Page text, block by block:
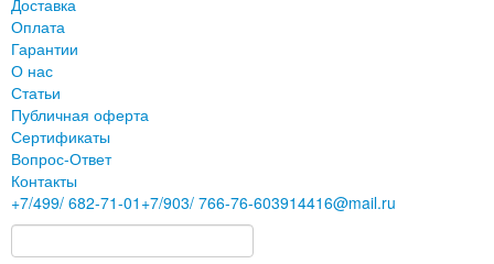
Доставка
Оплата
Гарантии
О нас
Статьи
Публичная оферта
Сертификаты
Вопрос-Ответ
Контакты
+7/499/ 682-71-01 +7/903/ 766-76-603914416@mail.ru